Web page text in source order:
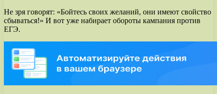
Не зря говорят: «Бойтесь своих желаний, они имеют свойство
сбываться!» И вот уже набирает обороты кампания против
ЕГЭ.